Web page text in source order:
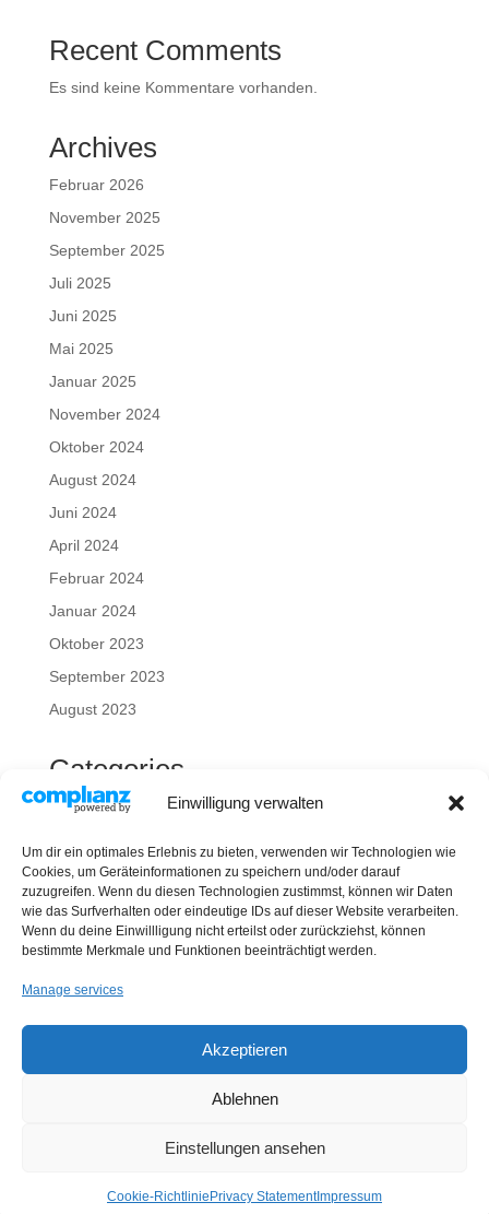
Einwilligung verwalten
Um dir ein optimales Erlebnis zu bieten, verwenden wir Technologien wie
Cookies, um Geräteinformationen zu speichern und/oder darauf
zuzugreifen. Wenn du diesen Technologien zustimmst, können wir Daten
wie das Surfverhalten oder eindeutige IDs auf dieser Website verarbeiten.
Wenn du deine Einwillligung nicht erteilst oder zurückziehst, können
bestimmte Merkmale und Funktionen beeinträchtigt werden.
Manage services
Akzeptieren
Ablehnen
Einstellungen ansehen
Cookie-Richtlinie Privacy StatementImpressum
Recent Comments
Es sind keine Kommentare vorhanden.
Archives
Februar 2026
November 2025
September 2025
Juli 2025
Juni 2025
Mai 2025
Januar 2025
November 2024
Oktober 2024
August 2024
Juni 2024
April 2024
Februar 2024
Januar 2024
Oktober 2023
September 2023
August 2023
Categories
Energiemanagement ISO 50001
Netzentgelte
Photovoltaik
Transformationskonzept
Datenschutz Disclaimer
Impressum
Cookie-Richtlinie (EU)
Designed byElegant Themes| Powered byWordPress